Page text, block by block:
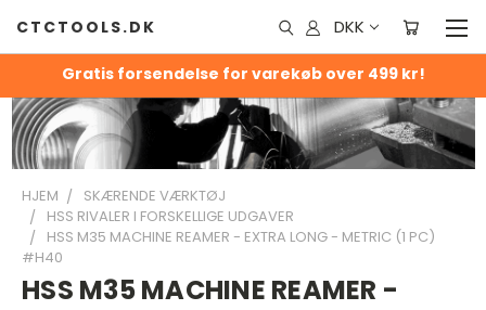
Gratis forsendelse for varekøb over 499 kr!
CTCTOOLS.DK DKK
HJEM
SKÆRENDE VÆRKTØJ
HSS RIVALER I FORSKELLIGE UDGAVER
HSS M35 MACHINE REAMER - EXTRA LONG - METRIC (1 PC)
#H40
HSS M35 MACHINE REAMER -